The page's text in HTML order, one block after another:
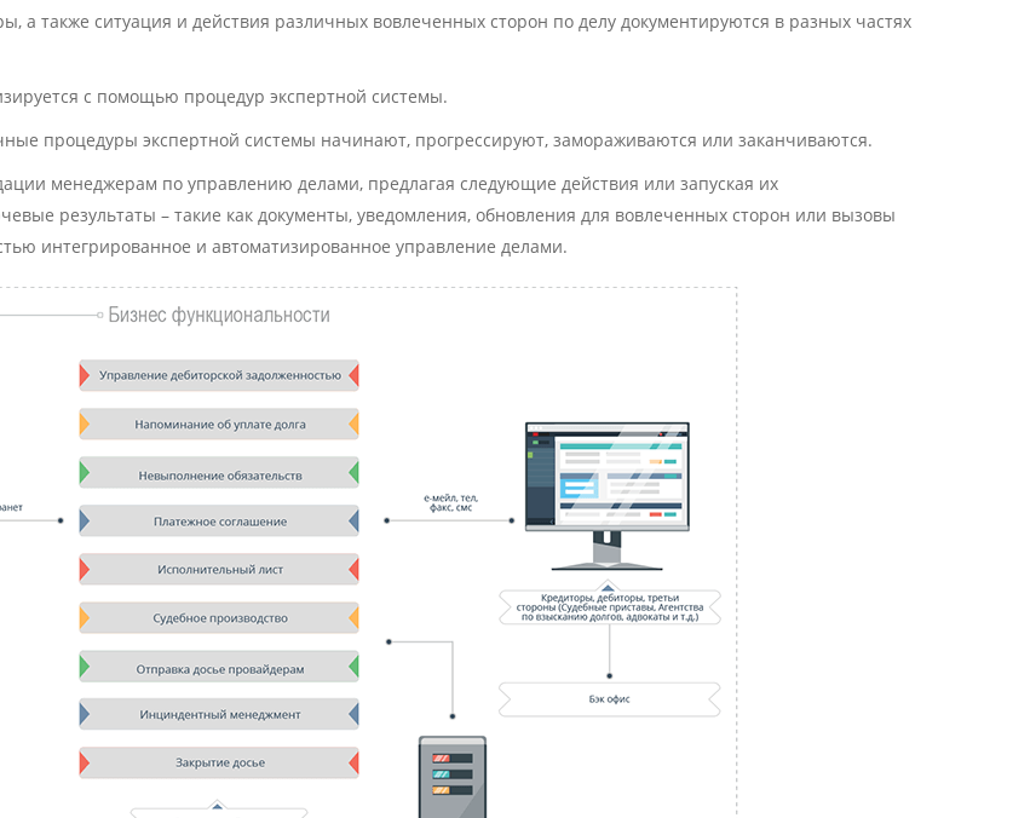
а также ситуация и действия различных вовлеченных сторон по делу документируются в разных частях
с помощью процедур экспертной системы.
процедуры экспертной системы начинают, прогрессируют, замораживаются или заканчиваются.
менеджерам по управлению делами, предлагая следующие действия или запуская их
результаты – такие как документы, уведомления, обновления для вовлеченных сторон или вызовы
интегрированное и автоматизированное управление делами.